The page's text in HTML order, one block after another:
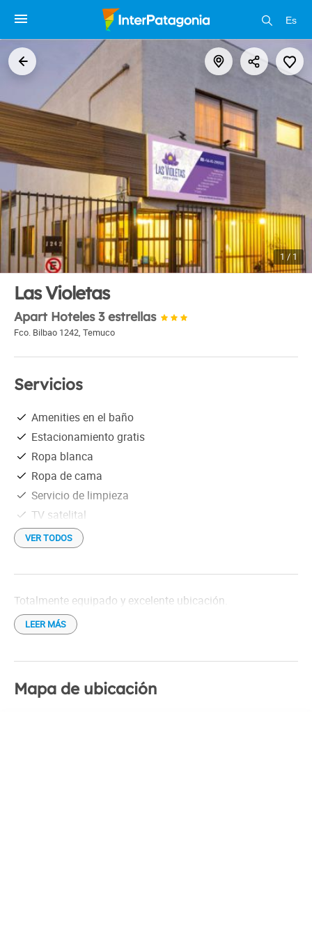
Es
1 / 1
Las Violetas
Apart Hoteles 3 estrellas
Fco. Bilbao 1242, Temuco
Servicios
Amenities en el baño
Estacionamiento gratis
Ropa blanca
Ropa de cama
Servicio de limpieza
TV satelital
Wi-Fi gratis
VER TODOS
Totalmente equipado y excelente ubicación.
LEER MÁS
Mapa de ubicación